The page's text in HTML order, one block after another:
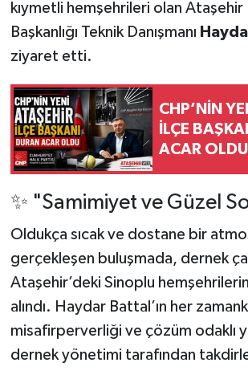
kıymetli hemşehrileri olan
Başkanlığı Teknik Danışmanı
ziyaret etti.
CHP’NİN
İLÇE
ACAR OLDU
✨ "Samimiyet ve Güzel
Oldukça sıcak ve dostane bir
gerçekleşen buluşmada, dernek
Ataşehir’deki Sinoplu
alındı. Haydar Battal’ın her
misafirperverliği ve çözüm odaklı
dernek yönetimi tarafından takdirle